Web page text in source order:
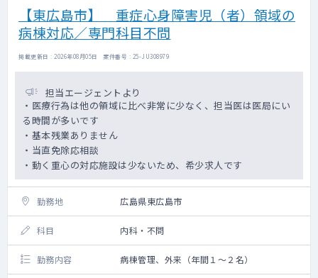
【東広島市】 重症心身障害児（者）領域の
病棟対応／専門科目不問
掲載更新日 : 2026年08月05日 案件番号 : 25-JU308979
担当エージェントより
・医療行為は他の領域に比べ非常に少なく、担当医は医局にい
る時間が多いです
・基本残業ありません
・当直免除応相談
・動く重心の対応施設は少ないため、希少求人です
勤務地 広島県東広島市
科目 内科・不問
勤務内容 病棟管理、外来（年間１～２名）